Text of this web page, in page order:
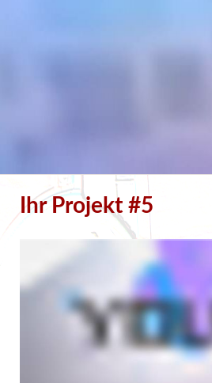
Ihr Projekt #5